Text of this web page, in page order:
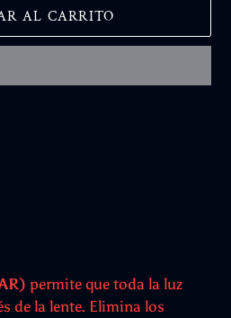
AL CARRITO
permite que toda la luz
de la lente. Elimina los